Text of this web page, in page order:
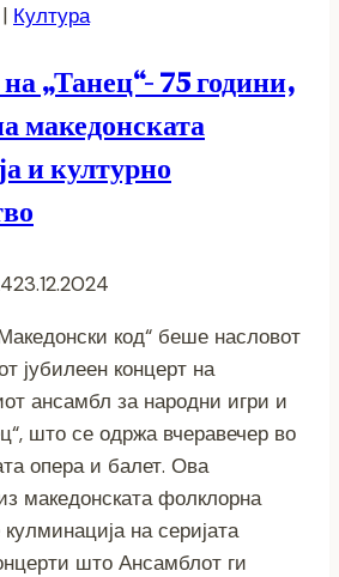
Култура
„Танец“- 75 години,
македонската
и културно
23.12.2024
код“ беше насловот
јубилеен концерт на
ансамбл за народни игри и
што се одржа вчеравечер во
опера и балет. Ова
македонската фолклорна
на серијата
што Ансамблот ги